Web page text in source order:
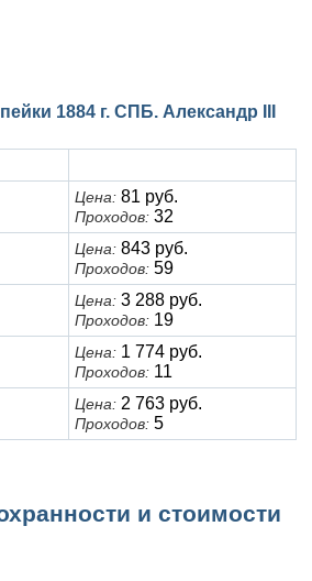
1884 г. СПБ. Александр III
Цена: 81 руб.
Проходов: 32
Цена: 843 руб.
Проходов: 59
Цена: 3 288 руб.
Проходов: 19
Цена: 1 774 руб.
Проходов: 11
Цена: 2 763 руб.
Проходов: 5
и стоимости